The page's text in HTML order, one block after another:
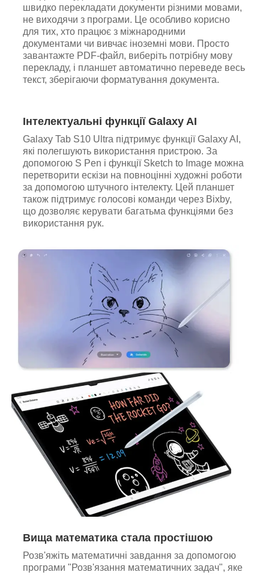
швидко перекладати документи різними мовами,
не виходячи з програми. Це особливо корисно
для тих, хто працює з міжнародними
документами чи вивчає іноземні мови. Просто
завантажте PDF-файл, виберіть потрібну мову
перекладу, і планшет автоматично переведе весь
текст, зберігаючи форматування документа.
Інтелектуальні функції Galaxy AI
Galaxy Tab S10 Ultra підтримує функції Galaxy AI,
які полегшують використання пристрою. За
допомогою S Pen і функції Sketch to Image можна
перетворити ескізи на повноцінні художні роботи
за допомогою штучного інтелекту. Цей планшет
також підтримує голосові команди через Bixby,
що дозволяє керувати багатьма функціями без
використання рук.
Вища математика стала простішою
Розв'яжіть математичні завдання за допомогою
програми "Розв'язання математичних задач", яке